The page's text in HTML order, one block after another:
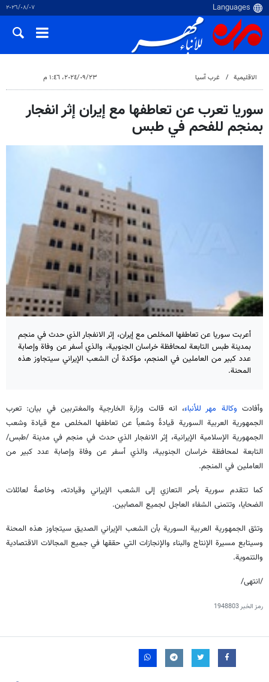
٠٧‏/٠٨‏/٢٠٢٦
الاقلیمیة غرب آسیا ٢٣‏/٠٩‏/٢٠٢٤، ١:٤٦ م
سوريا تعرب عن تعاطفها مع إيران إثر انفجار
بمنجم للفحم في طبس
أعربت سوريا عن تعاطفها المخلص مع إيران، إثر الانفجار الذي حدث في منجم
بمدينة طبس التابعة لمحافظة خراسان الجنوبية، والذي أسفر عن وفاة وإصابة
عدد كبير من العاملين في المنجم، مؤكدة أن الشعب الإيراني سيتجاوز هذه
المحنة.
وأفادت وكالة مهر للأنباء، انه قالت وزارة الخارجية والمغتربين في بيان: تعرب
الجمهورية العربية السورية قيادةً وشعباً عن تعاطفها المخلص مع قيادة وشعب
الجمهورية الإسلامية الإيرانية، إثر الانفجار الذي حدث في منجم في مدينة /طبس/
التابعة لمحافظة خراسان الجنوبية، والذي أسفر عن وفاة وإصابة عدد كبير من
العاملين في المنجم.
كما تتقدم سورية بأحر التعازي إلى الشعب الإيراني وقيادته، وخاصةً لعائلات
الضحايا، وتتمنى الشفاء العاجل لجميع المصابين.
وتثق الجمهورية العربية السورية بأن الشعب الإيراني الصديق سيتجاوز هذه المحنة
وسيتابع مسيرة الإنتاج والبناء والإنجازات التي حققها في جميع المجالات الاقتصادية
والتنموية.
/انتهى/
رمز الخبر1948803